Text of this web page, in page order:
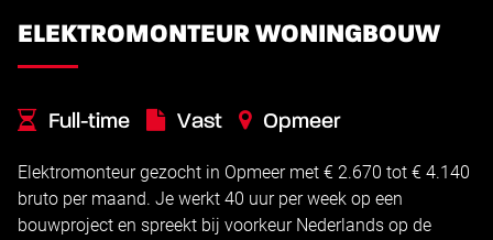
ELEKTROMONTEUR WONINGBOUW
Full-time Vast Opmeer
Elektromonteur gezocht in Opmeer met € 2.670 tot € 4.140
bruto per maand. Je werkt 40 uur per week op een
bouwproject en spreekt bij voorkeur Nederlands op de